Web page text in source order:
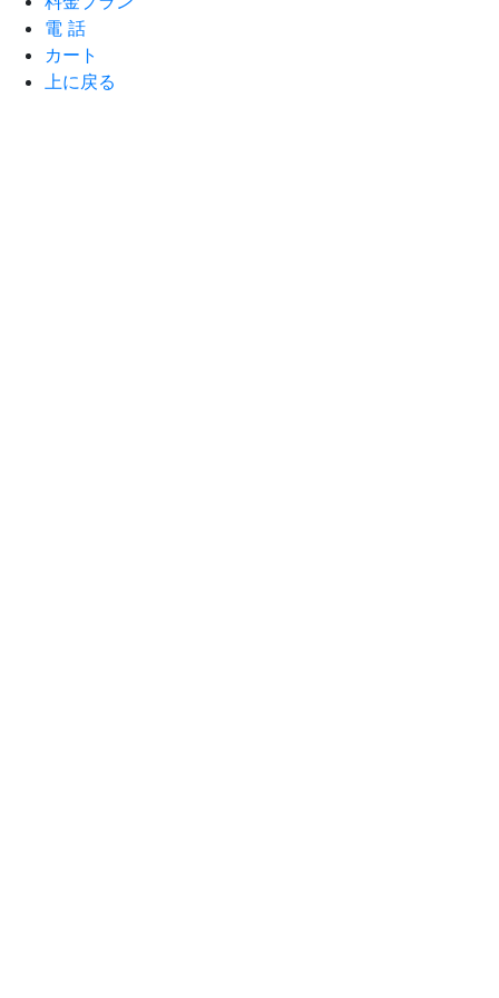
電 話
カート
上に戻る